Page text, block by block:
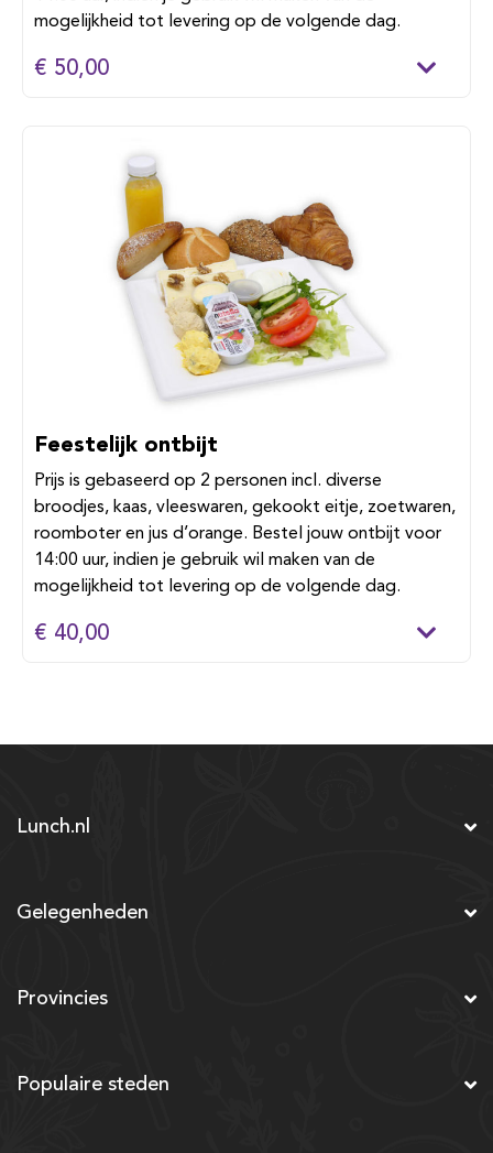
mogelijkheid tot levering op de volgende dag.
€ 50,00
Feestelijk ontbijt
Prijs is gebaseerd op 2 personen incl. diverse
broodjes, kaas, vleeswaren, gekookt eitje, zoetwaren,
roomboter en jus d’orange. Bestel jouw ontbijt voor
14:00 uur, indien je gebruik wil maken van de
mogelijkheid tot levering op de volgende dag.
€ 40,00
Lunch.nl
Gelegenheden
Provincies
Populaire steden